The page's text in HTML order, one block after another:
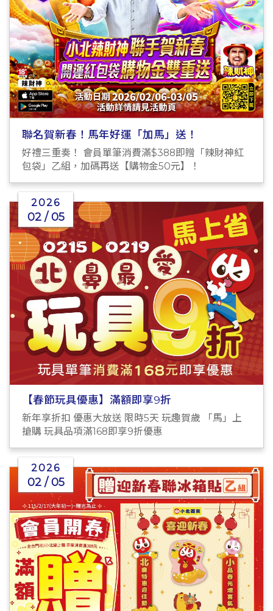
聯名賀新春！馬年好運「加馬」送！
好禮三重奏！ 會員單筆消費滿$388即贈「辣財神紅
包袋」乙組，加碼再送【購物金50元】！
2026
02 / 05
【春節玩具優惠】滿額即享9折
新年享折扣 優惠大放送 限時5天 玩趣賀歲 「馬」上
搶購 玩具品項滿168即享9折優惠
2026
02 / 05